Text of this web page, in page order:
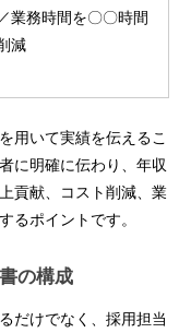
／業務時間を〇〇時間
減
用いて実績を伝えるこ
に明確に伝わり、年収
貢献、コスト削減、業
るポイントです。
の構成
だけでなく、採用担当